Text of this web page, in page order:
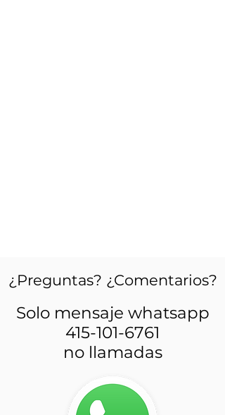
¿Preguntas? ¿Comentarios?
Solo mensaje whatsapp
415-101-6761
no llamadas